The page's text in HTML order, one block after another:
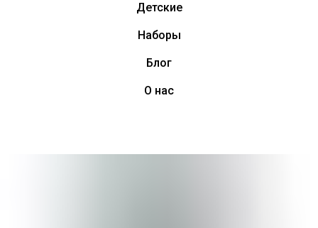
Детские
Наборы
Блог
О нас